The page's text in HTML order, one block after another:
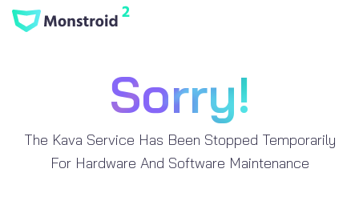
Sorry!
The Kava Service Has Been Stopped Temporarily
For Hardware And Software Maintenance